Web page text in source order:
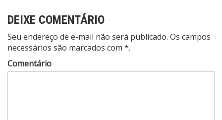
DEIXE COMENTÁRIO
Seu endereço de e-mail não será publicado. Os campos
necessários são marcados com *.
Comentário